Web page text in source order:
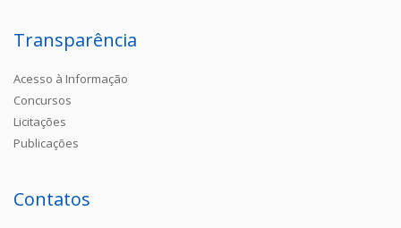
Transparência
Acesso à Informação
Concursos
Licitações
Publicações
Contatos